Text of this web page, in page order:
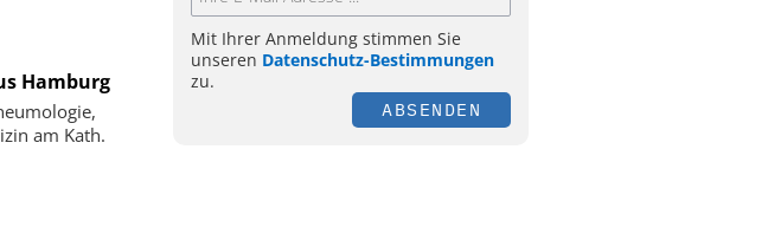
Hamburg
am Kath.
Mit Ihrer Anmeldung stimmen Sie
unseren Datenschutz-Bestimmungen
zu.
ABSENDEN